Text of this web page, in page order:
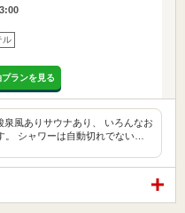
ル
ランを見る
風ありサウナあり、 いろんなお
。 シャワーは自動切れでない…